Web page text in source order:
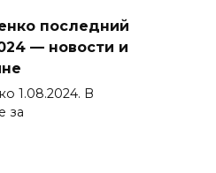
последний
— новости и
1.08.2024. В
за